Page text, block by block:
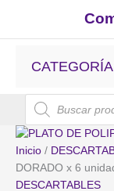
contenido
Búsqueda
de
productos
Inicio /
DORADO x 6
DESCARTABLES